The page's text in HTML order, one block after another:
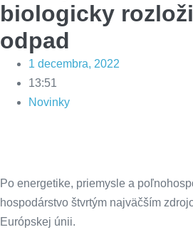
biologicky
odpad
1 decembra, 2022
13:51
Novinky
Po energetike, priemysle a
hospodárstvo štvrtým najväčším
Európskej únii.